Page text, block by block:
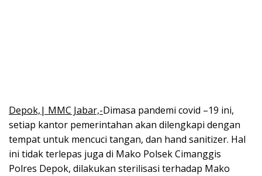
Depok,| MMC Jabar,-Dimasa pandemi covid –19 ini,
setiap kantor pemerintahan akan dilengkapi dengan
tempat untuk mencuci tangan, dan hand sanitizer. Hal
ini tidak terlepas juga di Mako Polsek Cimanggis
Polres Depok, dilakukan sterilisasi terhadap Mako